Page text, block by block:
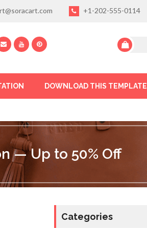
+1-202-555-0114
DOWNLOAD THIS TEMPLATE
— Up to 50% Off
Categories